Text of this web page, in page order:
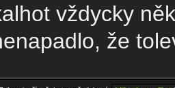
vždycky
že